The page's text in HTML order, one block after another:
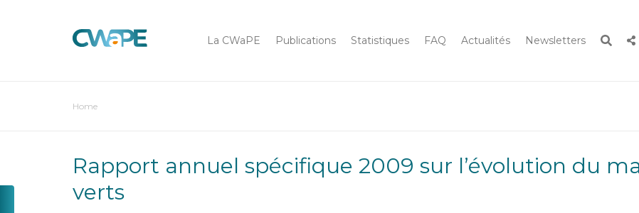
navigation
La CWaPE Publications Statistiques FAQ Actualités Newsletters
Toolbox
CompaCWaPE
You
here
Home
Rapport annuel spécifique 2009 sur l’évolution du marché des certificats
verts